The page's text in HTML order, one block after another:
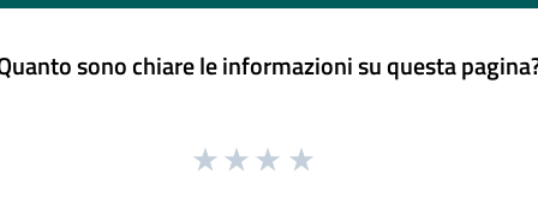
sono chiare le informazioni su questa